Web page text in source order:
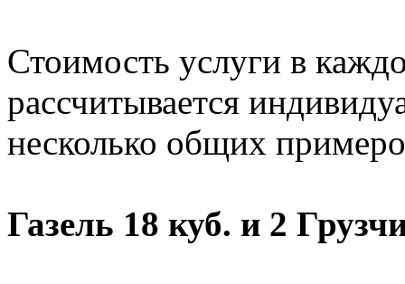
Стоимость услуги в
рассчитывается
несколько общих
Газель 18 куб. и 2